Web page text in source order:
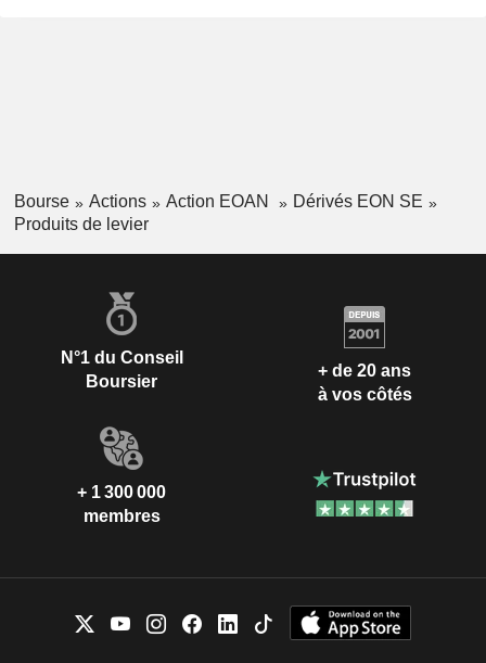
Bourse Actions Action EOAN
Dérivés EON SE
Produits de levier
N°1 du Conseil
Boursier
+ de 20 ans
à vos côtés
+ 1 300 000
membres